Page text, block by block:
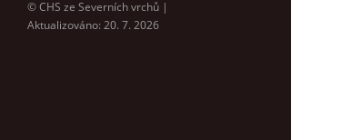
© CHS ze Severních vrchů |
Aktualizováno: 20. 7. 2026